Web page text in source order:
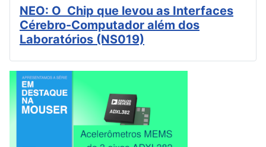
NEO: O Chip que levou as Interfaces
Cérebro-Computador além dos
Laboratórios (NS019)